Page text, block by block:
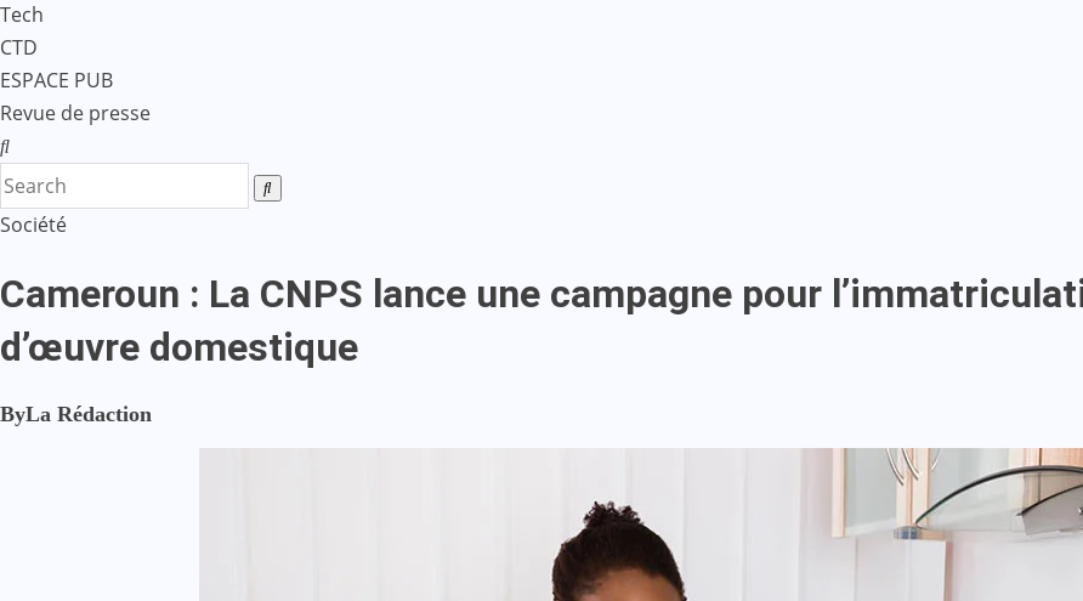
Tech
CTD
ESPACE PUB
Revue de presse
Société
Cameroun : La CNPS lance une campagne pour
d’œuvre domestique
ByLa Rédaction